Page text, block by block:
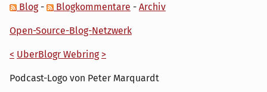
Blog- Blogkommentare - Archiv
Open-Source-Blog-Netzwerk
< UberBlogr Webring >
Podcast-Logo von Peter Marquardt